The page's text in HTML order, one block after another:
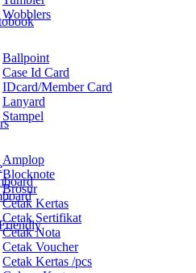
Wobblers
Ballpoint
Case Id Card
IDcard/Member Card
Lanyard
Stampel
Amplop
Blocknote
Brosur
Cetak Kertas
Cetak Sertifikat
Cetak Nota
Cetak Voucher
Cetak Kertas /pcs